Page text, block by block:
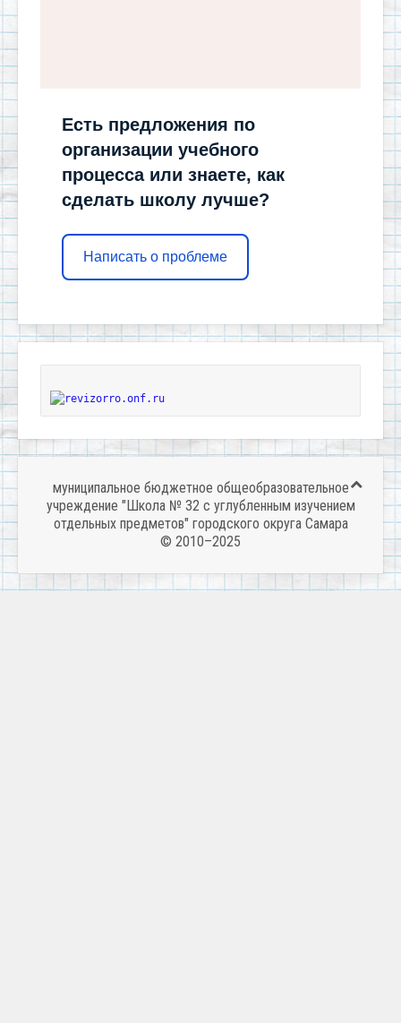
Есть предложения по
организации учебного
процесса или знаете, как
сделать школу лучше?
Написать о проблеме
муниципальное бюджетное общеобразовательное
учреждение "Школа № 32 с углубленным изучением
отдельных предметов" городского округа Самара
© 2010–2025